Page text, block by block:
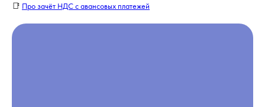
📑 Про зачёт НДС с авансовых платежей